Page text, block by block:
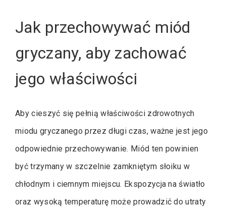
Jak przechowywać miód
gryczany, aby zachować
jego właściwości
Aby cieszyć się pełnią właściwości zdrowotnych
miodu gryczanego przez długi czas, ważne jest jego
odpowiednie przechowywanie. Miód ten powinien
być trzymany w szczelnie zamkniętym słoiku w
chłodnym i ciemnym miejscu. Ekspozycja na światło
oraz wysoką temperaturę może prowadzić do utraty